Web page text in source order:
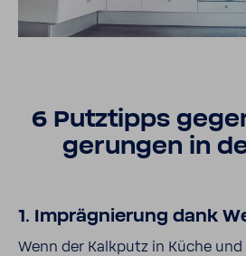
6 Putz­tipps
ge­rungen in
1. Imprä­gnie­rung dank
Wenn der Kalk­putz in Küche